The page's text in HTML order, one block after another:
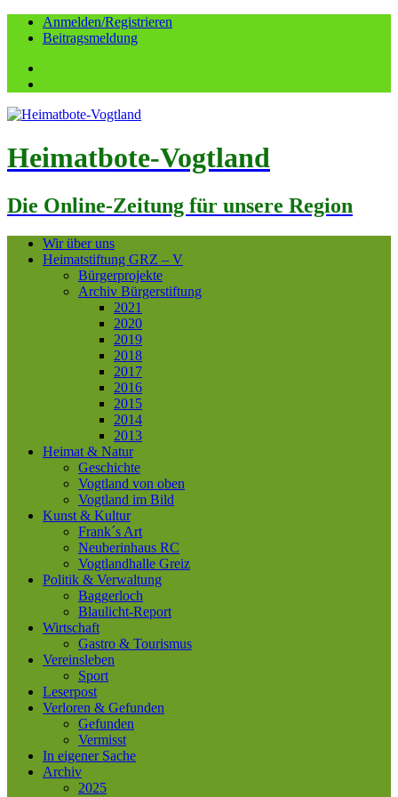
Anmelden/Registrieren
Beitragsmeldung
Heimatbote-Vogtland
Die Online-Zeitung für unsere Region
Wir über uns
Heimatstiftung GRZ – V
Bürgerprojekte
Archiv Bürgerstiftung
2021
2020
2019
2018
2017
2016
2015
2014
2013
Heimat & Natur
Geschichte
Vogtland von oben
Vogtland im Bild
Kunst & Kultur
Frank´s Art
Neuberinhaus RC
Vogtlandhalle Greiz
Politik & Verwaltung
Baggerloch
Blaulicht-Report
Wirtschaft
Gastro & Tourismus
Vereinsleben
Sport
Leserpost
Verloren & Gefunden
Gefunden
Vermisst
In eigener Sache
Archiv
2025